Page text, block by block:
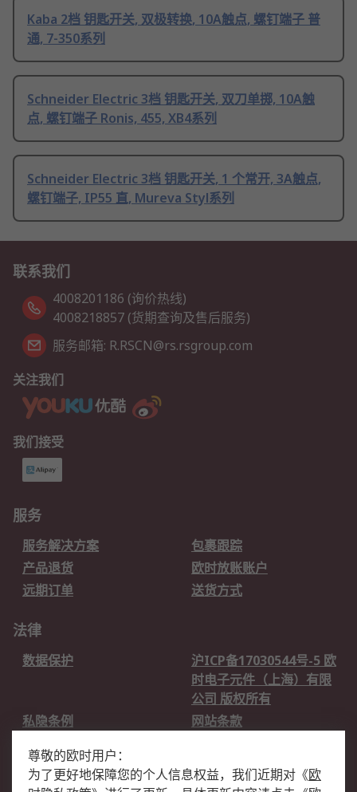
Kaba 2档 钥匙开关, 双极转换, 10A触点, 螺钉端子 普
通, 7-350系列
Schneider Electric 3档 钥匙开关, 双刀单掷, 10A触
点, 螺钉端子 Ronis, 455, XB4系列
Schneider Electric 3档 钥匙开关, 1 个常开, 3A触点,
螺钉端子, IP55 直, Mureva Styl系列
联系我们
4008201186 (询价热线)
4008218857 (货期查询及售后服务)
服务邮箱: R.RSCN@rs.rsgroup.com
关注我们
我们接受
服务
服务解决方案
包裹跟踪
产品退货
欧时放账账户
远期订单
送货方式
法律
数据保护
沪ICP备17030544号-5 欧
时电子元件（上海）有限
公司 版权所有
私隐条例
网站条款
关于欧时
尊敬的欧时用户：
为了更好地保障您的个人信息权益，我们近期对 《欧